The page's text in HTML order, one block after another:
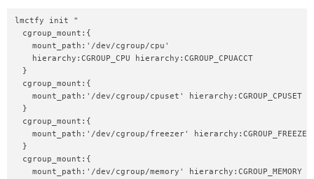
lmctfy init "
  cgroup_mount:{
    mount_path:'/dev/cgroup/cpu'
    hierarchy:CGROUP_CPU hierarchy:CGROUP_CPUACCT
  }
  cgroup_mount:{
    mount_path:'/dev/cgroup/cpuset' hierarchy:CGROUP_CPUSET
  }
  cgroup_mount:{
    mount_path:'/dev/cgroup/freezer' hierarchy:CGROUP_FREEZER
  }
  cgroup_mount:{
    mount_path:'/dev/cgroup/memory' hierarchy:CGROUP_MEMORY